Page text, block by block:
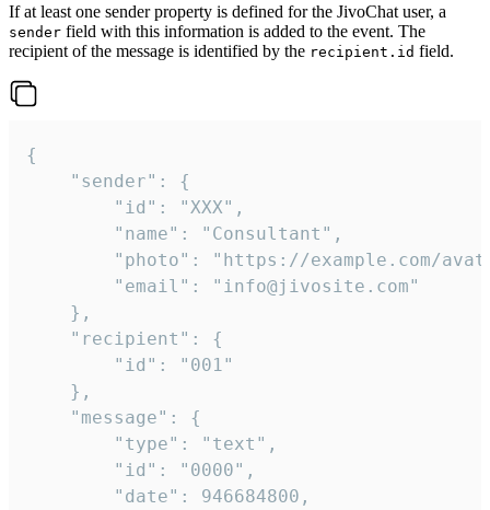
If at least one sender property is defined for the JivoChat user, a
sender field with this information is added to the event. The
recipient of the message is identified by the recipient.id field.
{